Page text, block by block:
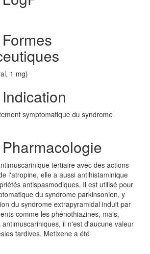
1 mg)
symptomatique du syndrome
tertiaire avec des actions
l'atropine, elle a aussi antihistaminique
antispasmodiques. Il est utilisé pour
du syndrome parkinsonien, y
du syndrome extrapyramidal induit par
comme les phénothiazines, mais,
il n'est d'aucune valeur
tardives. Metixene a été